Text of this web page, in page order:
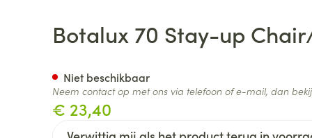
N6Botalux 70 Stay-up
€ 23,40
Niet beschikbaar
Neem contact op met ons via telefoon of e-mail, dan